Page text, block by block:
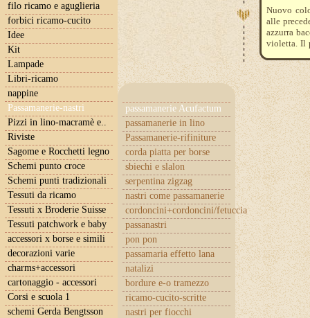
filo ricamo e aguglieria
forbici ricamo-cucito
Idee
Kit
Lampade
Libri-ricamo
nappine
Passamanerie-nastri
passamanerie Acufactum
passamanerie in lino
Passamanerie-rifiniture
corda piatta per borse
sbiechi e slalon
serpentina zigzag
nastri come passamanerie
cordoncini+cordoncini/fetuccia
passanastri
pon pon
passamaria effetto lana
natalizi
bordure e-o tramezzo
ricamo-cucito-scritte
nastri per fiocchi
Pizzi in lino-macramè e..
Riviste
Sagome e Rocchetti legno
Schemi punto croce
Schemi punti tradizionali
Tessuti da ricamo
Tessuti x Broderie Suisse
Tessuti patchwork e baby
accessori x borse e simili
decorazioni varie
charms+accessori
cartonaggio - accessori
Corsi e scuola 1
schemi Gerda Bengtsson
Nuovo
alle
azzurra
violetta. Il